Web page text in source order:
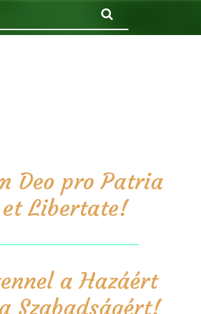
Deo pro Patria
et Libertate!
a Hazáért
Szabadságért!